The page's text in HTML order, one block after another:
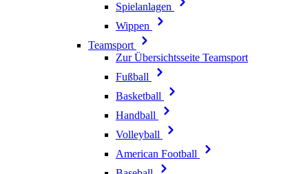
Spielanlagen
Wippen
Teamsport
Zur Übersichtsseite Teamsport
Fußball
Basketball
Handball
Volleyball
American Football